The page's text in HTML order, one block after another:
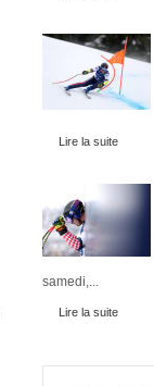
Lire la suite
samedi,...
Lire la suite